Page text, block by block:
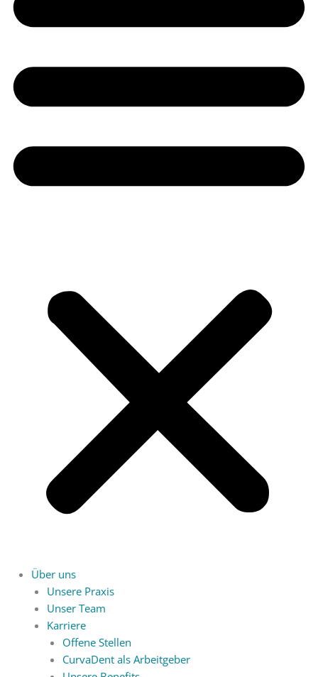
Über uns
Unsere Praxis
Unser Team
Karriere
Offene Stellen
CurvaDent als Arbeitgeber